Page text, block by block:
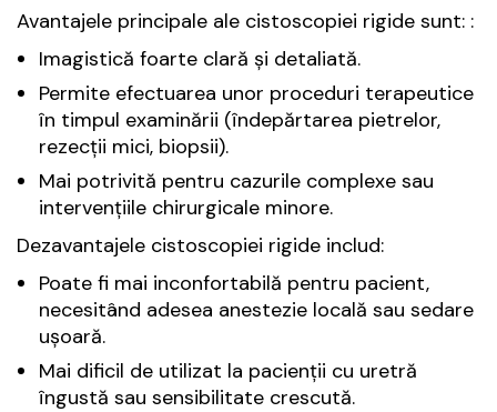
Avantajele principale ale cistoscopiei rigide sunt: :
Imagistică foarte clară și detaliată.
Permite efectuarea unor proceduri terapeutice
în timpul examinării (îndepărtarea pietrelor,
rezecții mici, biopsii).
Mai potrivită pentru cazurile complexe sau
intervențiile chirurgicale minore.
Dezavantajele cistoscopiei rigide includ:
Poate fi mai inconfortabilă pentru pacient,
necesitând adesea anestezie locală sau sedare
ușoară.
Mai dificil de utilizat la pacienții cu uretră
îngustă sau sensibilitate crescută.